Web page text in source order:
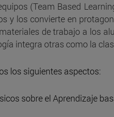
(Team Based
y los convierte en
de trabajo a los
integra otras como la
los siguientes aspectos:
sobre el Aprendizaje